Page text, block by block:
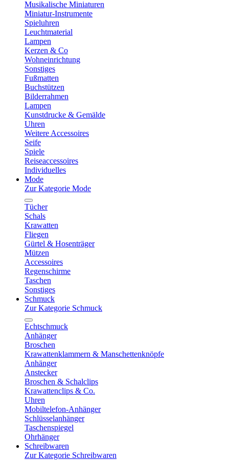
Musikalische Miniaturen
Miniatur-Instrumente
Spieluhren
Leuchtmaterial
Lampen
Kerzen & Co
Wohneinrichtung
Sonstiges
Fußmatten
Buchstützen
Bilderrahmen
Lampen
Kunstdrucke & Gemälde
Uhren
Weitere Accessoires
Seife
Spiele
Reiseaccessoires
Individuelles
Mode
Zur Kategorie Mode
Tücher
Schals
Krawatten
Fliegen
Gürtel & Hosenträger
Mützen
Accessoires
Regenschirme
Taschen
Sonstiges
Schmuck
Zur Kategorie Schmuck
Echtschmuck
Anhänger
Broschen
Krawattenklammern & Manschettenknöpfe
Anhänger
Anstecker
Broschen & Schalclips
Krawattenclips & Co.
Uhren
Mobiltelefon-Anhänger
Schlüsselanhänger
Taschenspiegel
Ohrhänger
Schreibwaren
Zur Kategorie Schreibwaren